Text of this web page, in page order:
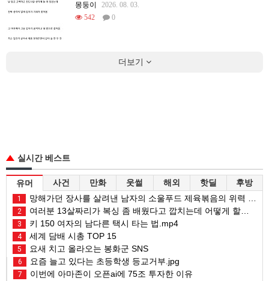
몽둥이
2026. 08. 03.
542
0
더보기
실시간 베스트
유머 사건 만화 웃썰 해외 핫딜 후방
1 망해가던 장사를 살려낸 남자의 소울푸드 제육볶음의 위력 ㅋㅋ
2 여러분 13살짜리가 복싱 좀 배웠다고 깝치는데 어떻게 할까요?
3 키 150 여자의 남다른 택시 타는 법.mp4
4 세계 담배 시총 TOP 15
5 요새 치고 올라오는 봉화군 SNS
6 요즘 늘고 있다는 초등학생 등교거부.jpg
7 이번에 아마존이 오픈ai에 75조 투자한 이유